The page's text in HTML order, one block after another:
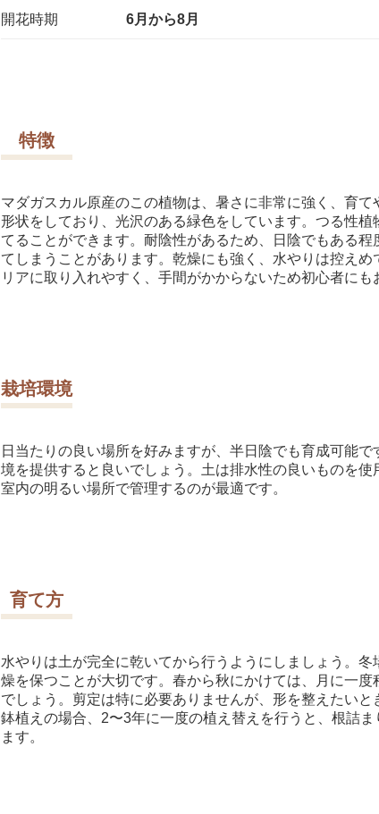
開花時期 6月から8月
特徴
マダガスカル原産のこの植物は、暑さに非常に強く、育
形状をしており、光沢のある緑色をしています。つる性
てることができます。耐陰性があるため、日陰でもある
てしまうことがあります。乾燥にも強く、水やりは控え
リアに取り入れやすく、手間がかからないため初心者にも
栽培環境
日当たりの良い場所を好みますが、半日陰でも育成可能
境を提供すると良いでしょう。土は排水性の良いものを
室内の明るい場所で管理するのが最適です。
育て方
水やりは土が完全に乾いてから行うようにしましょう。
燥を保つことが大切です。春から秋にかけては、月に一
でしょう。剪定は特に必要ありませんが、形を整えたいと
鉢植えの場合、2〜3年に一度の植え替えを行うと、根詰
ます。